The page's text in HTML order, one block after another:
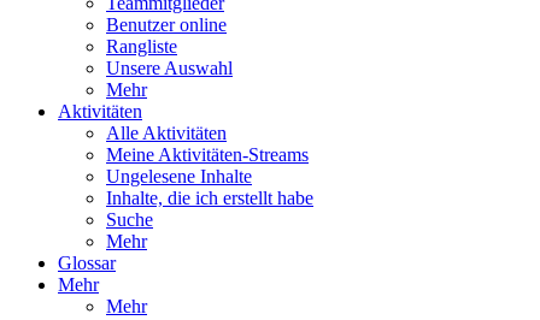
Benutzer online
Rangliste
Unsere Auswahl
Mehr
Aktivitäten
Alle Aktivitäten
Meine Aktivitäten-Streams
Ungelesene Inhalte
Inhalte, die ich erstellt habe
Suche
Mehr
Glossar
Mehr
Mehr